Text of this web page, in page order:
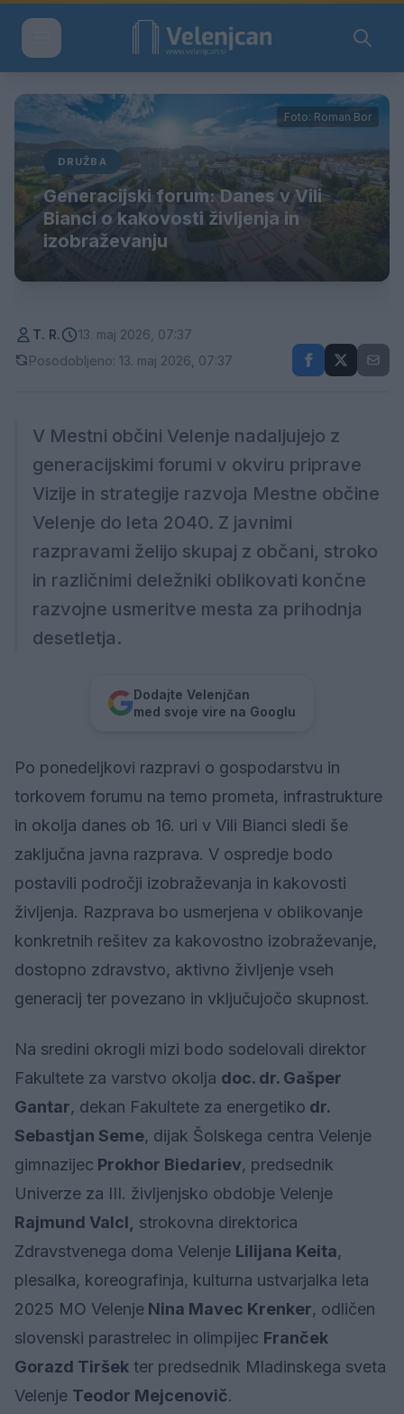
Foto: Roman Bor
DRUŽBA
Generacijski forum: Danes v Vili
Bianci o kakovosti življenja in
izobraževanju
T. R.
13. maj 2026, 07:37
Posodobljeno: 13. maj 2026, 07:37
V Mestni občini Velenje nadaljujejo z
generacijskimi forumi v okviru priprave
Vizije in strategije razvoja Mestne občine
Velenje do leta 2040. Z javnimi
razpravami želijo skupaj z občani, stroko
in različnimi deležniki oblikovati končne
razvojne usmeritve mesta za prihodnja
desetletja.
Dodajte Velenjčan
med svoje vire na Googlu
Po ponedeljkovi razpravi o gospodarstvu in
torkovem forumu na temo prometa, infrastrukture
in okolja danes ob 16. uri v Vili Bianci sledi še
zaključna javna razprava. V ospredje bodo
postavili področji izobraževanja in kakovosti
življenja. Razprava bo usmerjena v oblikovanje
konkretnih rešitev za kakovostno izobraževanje,
dostopno zdravstvo, aktivno življenje vseh
generacij ter povezano in vključujočo skupnost.
Na sredini okrogli mizi bodo sodelovali direktor
Fakultete za varstvo okolja doc. dr. Gašper
Gantar, dekan Fakultete za energetiko dr.
Sebastjan Seme, dijak Šolskega centra Velenje
gimnazijec Prokhor Biedariev, predsednik
Univerze za III. življenjsko obdobje Velenje
Rajmund Valcl,
strokovna direktorica
Zdravstvenega doma Velenje Lilijana Keita,
plesalka, koreografinja, kulturna ustvarjalka leta
2025 MO Velenje Nina Mavec Krenker, odličen
slovenski parastrelec in olimpijec Franček
Gorazd Tiršek ter predsednik Mladinskega sveta
Velenje Teodor Mejcenovič.